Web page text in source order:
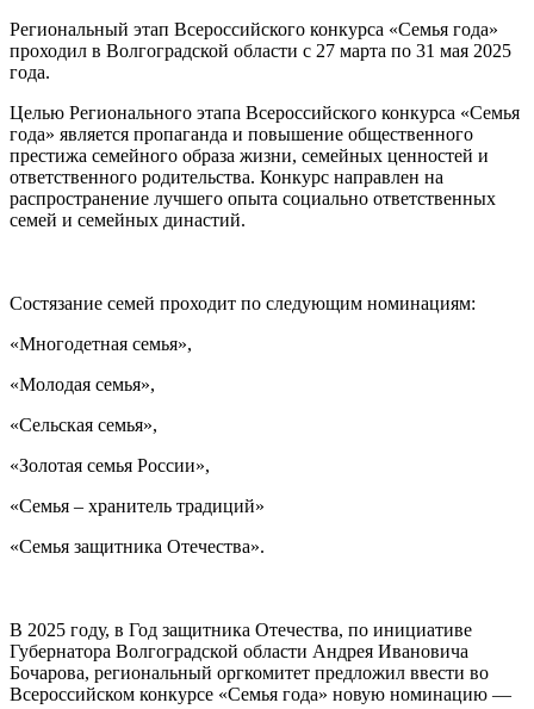
Региональный этап Всероссийского конкурса «Семья года»
проходил в Волгоградской области с 27 марта по 31 мая 2025
года.
Целью Регионального этапа Всероссийского конкурса «Семья
года» является пропаганда и повышение общественного
престижа семейного образа жизни, семейных ценностей и
ответственного родительства. Конкурс направлен на
распространение лучшего опыта социально ответственных
семей и семейных династий.
Состязание семей проходит по следующим номинациям:
«Многодетная семья»,
«Молодая семья»,
«Сельская семья»,
«Золотая семья России»,
«Семья – хранитель традиций»
«Семья защитника Отечества».
В 2025 году, в Год защитника Отечества, по инициативе
Губернатора Волгоградской области Андрея Ивановича
Бочарова, региональный оргкомитет предложил ввести во
Всероссийском конкурсе «Семья года» новую номинацию —